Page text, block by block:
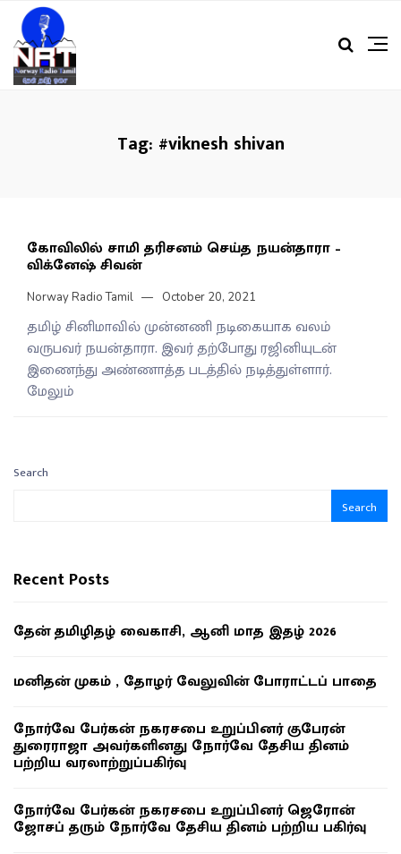
Tag: #viknesh shivan
கோவிலில் சாமி தரிசனம் செய்த நயன்தாரா –
விக்னேஷ் சிவன்
Norway Radio Tamil October 20, 2021
தமிழ் சினிமாவில் முன்னணி நடிகையாக வலம்
வருபவர் நயன்தாரா. இவர் தற்போது ரஜினியுடன்
இணைந்து அண்ணாத்த படத்தில் நடித்துள்ளார்.
மேலும்
Search
Search
Recent Posts
தேன் தமிழிதழ் வைகாசி, ஆனி மாத இதழ் 2026
மனிதன் முகம் , தோழர் வேலுவின் போராட்டப் பாதை
நோர்வே பேர்கன் நகரசபை உறுப்பினர் குபேரன்
துரைராஜா அவர்களினது நோர்வே தேசிய தினம்
பற்றிய வரலாற்றுப்பகிர்வு
நோர்வே பேர்கன் நகரசபை உறுப்பினர் ஜெரோன்
ஜோசப் தரும் நோர்வே தேசிய தினம் பற்றிய பகிர்வு